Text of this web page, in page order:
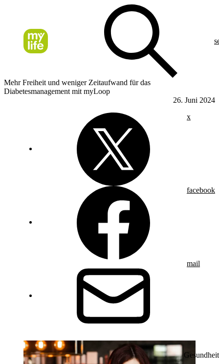
Mehr Freiheit und weniger Zeitaufwand für das
Diabetesmanagement mit myLoop
26. Juni 2024
x
facebook
mail
Gesundheit